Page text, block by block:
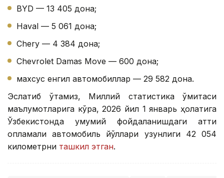
BYD — 13 405 дона;
Haval — 5 061 дона;
Chery — 4 384 дона;
Chevrolet Damas Move — 600 дона;
махсус енгил автомобиллар — 29 582 дона.
Эслатиб ўтамиз, Миллий статистика қўмитаси
маълумотларига кўра, 2026 йил 1 январь ҳолатига
Ўзбекистонда умумий фойдаланишдаги қаттиқ
қопламали автомобиль йўллари узунлиги 42 054
километрни ташкил этган.